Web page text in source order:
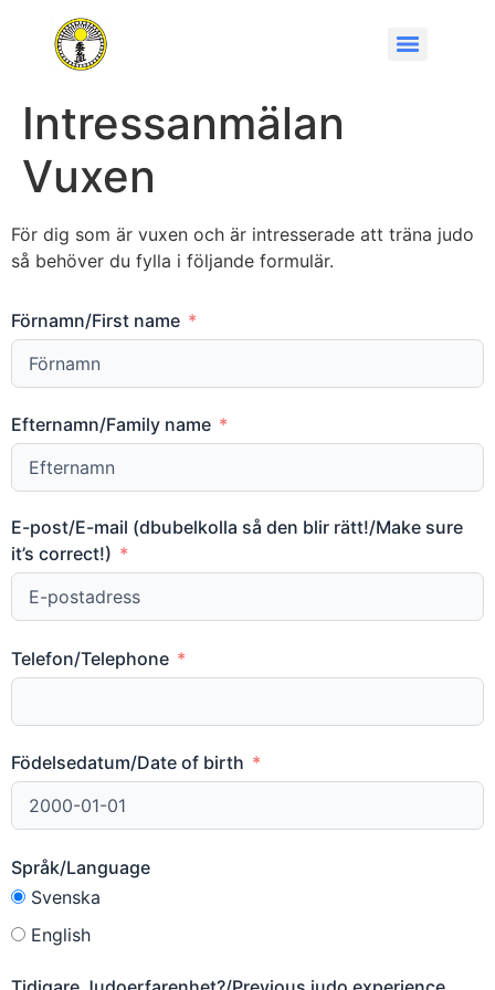
Intressanmälan
Vuxen
För dig som är vuxen och är intresserade att träna judo
så behöver du fylla i följande formulär.
Förnamn/First name
Efternamn/Family name
E-post/E-mail (dbubelkolla så den blir rätt!/Make sure
it’s correct!)
Telefon/Telephone
Födelsedatum/Date of birth
Språk/Language
Svenska
English